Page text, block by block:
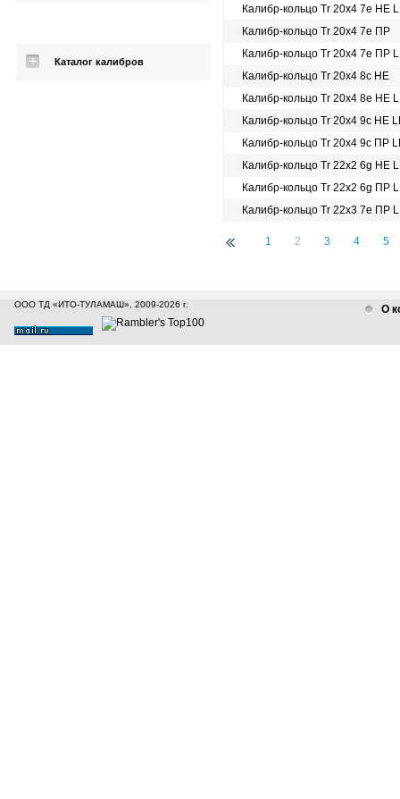
Каталог калибров
Калибр-кольцо Tr 20х4 7e НЕ
Калибр-кольцо Tr 20х4 7e ПР
Калибр-кольцо Tr 20х4 7e ПР
Калибр-кольцо Tr 20х4 8c НЕ
Калибр-кольцо Tr 20х4 8e НЕ
Калибр-кольцо Tr 20х4 9c НЕ
Калибр-кольцо Tr 20х4 9c ПР
Калибр-кольцо Tr 22х2 6g НЕ
Калибр-кольцо Tr 22х2 6g ПР
Калибр-кольцо Tr 22х3 7e ПР
1 2 3 4 5
ООО ТД «ИТО-ТУЛАМАШ», 2009-2026 г. О